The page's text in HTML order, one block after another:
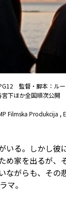
監督・脚本：ル
下ほか全国順次公開
Filmska Produkcija ,
いる。しかし
め家を出るが、
ながらも、そ
マ。